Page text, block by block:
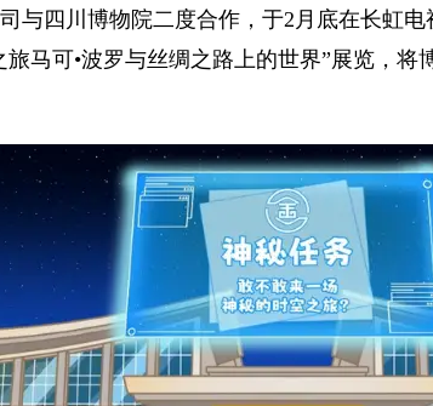
与四川博物院二度合作，于2月底在长虹
旅马可•波罗与丝绸之路上的世界”展览，